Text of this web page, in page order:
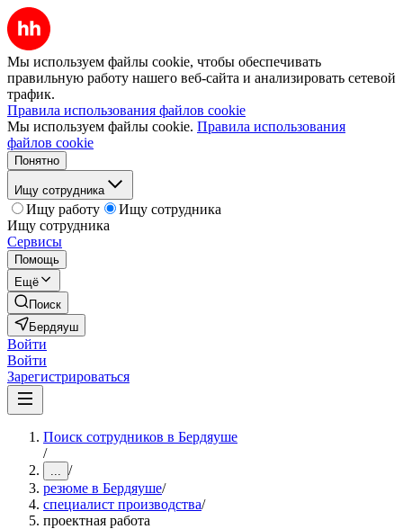
Мы используем файлы cookie, чтобы обеспечивать
правильную работу нашего веб-сайта и анализировать сетевой
трафик.
Правила использования файлов cookie
Мы используем файлы cookie. Правила использования
файлов cookie
Понятно
Ищу сотрудника
Ищу работу
Ищу сотрудника
Ищу сотрудника
Сервисы
Помощь
Ещё
Поиск
Бердяуш
Войти
Войти
Зарегистрироваться
Поиск сотрудников в Бердяуше
/
... /
резюме в Бердяуше/
специалист производства/
проектная работа